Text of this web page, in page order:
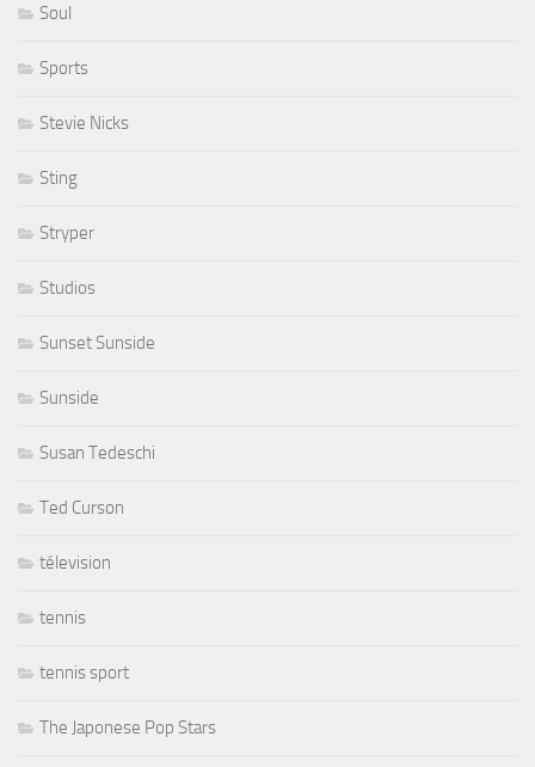
Soul
Sports
Stevie Nicks
Sting
Stryper
Studios
Sunset Sunside
Sunside
Susan Tedeschi
Ted Curson
télevision
tennis
tennis sport
The Japonese Pop Stars